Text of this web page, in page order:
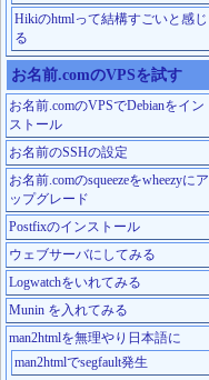
Hikiのhtmlって結構すごいと感じ
る
お名前.comのVPSを試す
お名前.comのVPSでDebianをイン
ストール
お名前のSSHの設定
お名前.comのsqueezeをwheezyにア
ップグレード
Postfixのインストール
ウェブサーバにしてみる
Logwatchをいれてみる
Munin を入れてみる
man2htmlを無理やり日本語に
man2htmlでsegfault発生